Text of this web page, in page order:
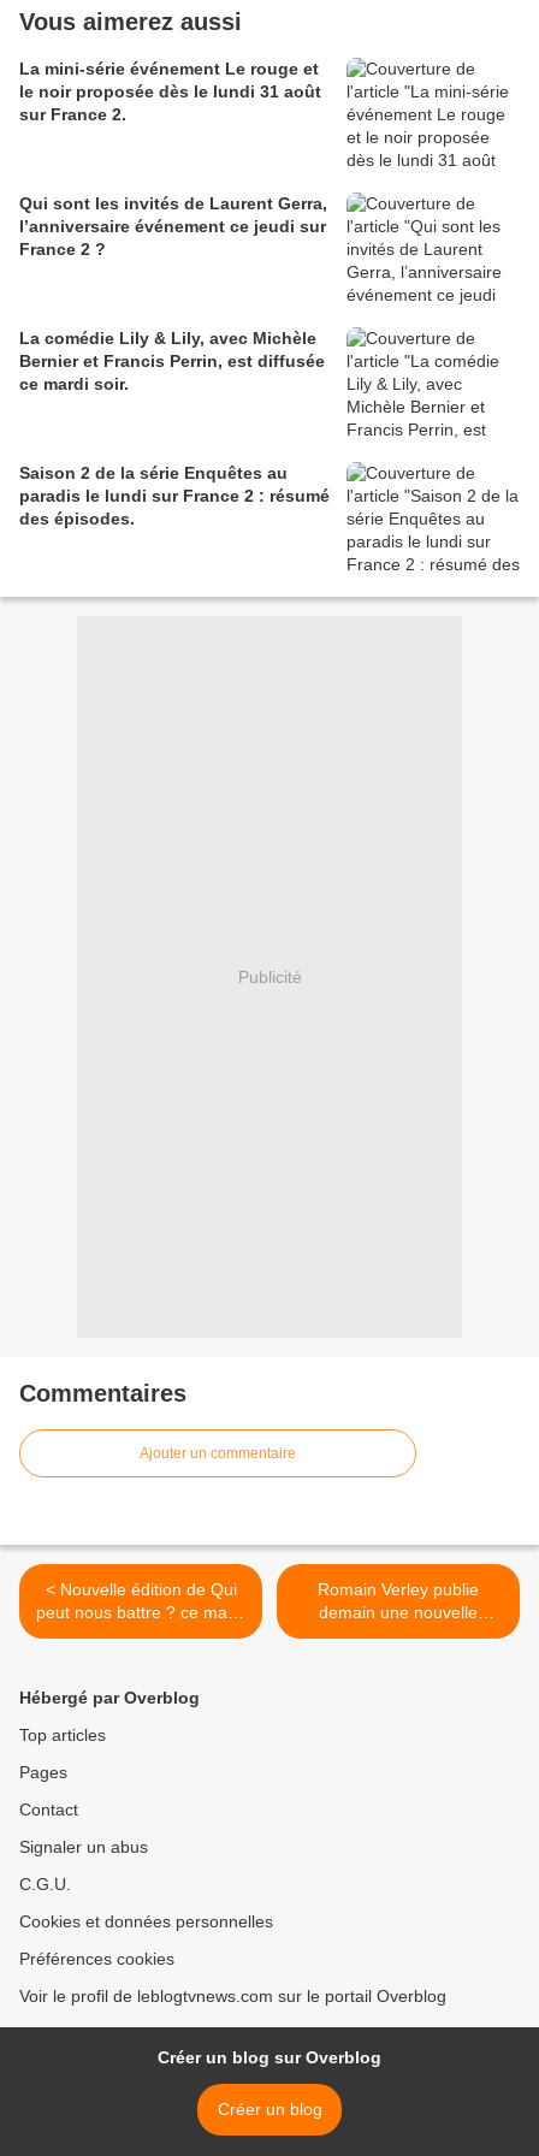
Vous aimerez aussi
La mini-série événement Le rouge et
le noir proposée dès le lundi 31 août
sur France 2.
Qui sont les invités de Laurent Gerra,
l’anniversaire événement ce jeudi sur
France 2 ?
La comédie Lily & Lily, avec Michèle
Bernier et Francis Perrin, est diffusée
ce mardi soir.
Saison 2 de la série Enquêtes au
paradis le lundi sur France 2 : résumé
des épisodes.
Publicité
Commentaires
Ajouter un commentaire
< Nouvelle édition de Qui
peut nous battre ? ce mardi
7 février sur M6.
Romain Verley publie
demain une nouvelle
enquête sur Patrick Poivre
Hébergé par Overblog
Top articles
Pages
Contact
Signaler un abus
C.G.U.
Cookies et données personnelles
Préférences cookies
Voir le profil de leblogtvnews.com sur le portail Overblog
Créer un blog sur Overblog
Créer un blog